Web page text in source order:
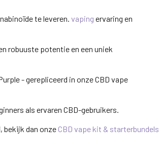
te leveren. vaping ervaring en
robuuste potentie en een uniek
- gerepliceerd in onze CBD vape
als ervaren CBD-gebruikers.
bekijk dan onze CBD vape kit & starterbundels